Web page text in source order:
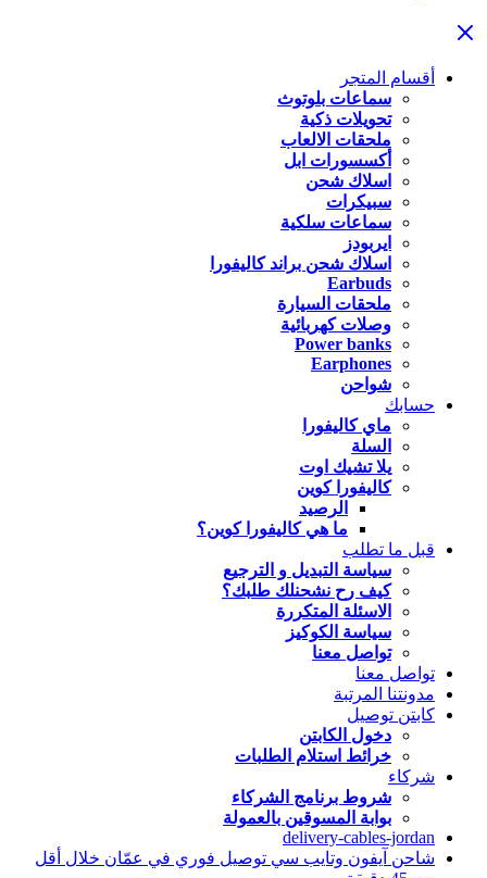
أقسام المتجر
سماعات بلوتوث
تحويلات ذكية
ملحقات الالعاب
أكسسورات ابل
اسلاك شحن
سبيكرات
سماعات سلكية
ايربودز
اسلاك شحن براند كاليفورا
Earbuds
ملحقات السيارة
وصلات كهربائية
Power banks
Earphones
شواحن
حسابك
ماي كاليفورا
السلة
يلا تشيك اوت
كاليفورا كوين
الرصيد
ما هي كاليفورا كوين؟
قبل ما تطلب
سياسة التبديل و الترجيع
كيف رح نشحنلك طلبك؟
الاسئلة المتكررة
سياسة الكوكيز
تواصل معنا
تواصل معنا
مدونتنا المرتبة
كابتن توصيل
دخول الكابتن
خرائط استلام الطلبات
شركاء
شروط برنامج الشركاء
بوابة المسوقين بالعمولة
delivery-cables-jordan
شاحن آيفون وتايب سي توصيل فوري في عمّان خلال أقل